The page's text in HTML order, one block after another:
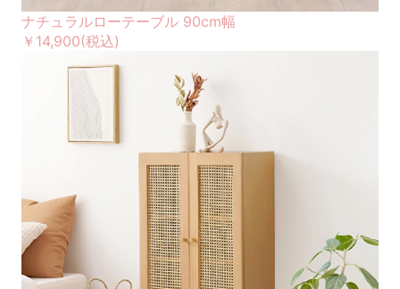
ナチュラルローテーブル 90cm幅
￥14,900(税込)